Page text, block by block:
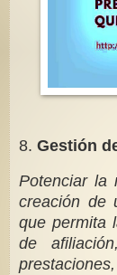
8. Gestión
Potenciar la
creación de
que permita
de